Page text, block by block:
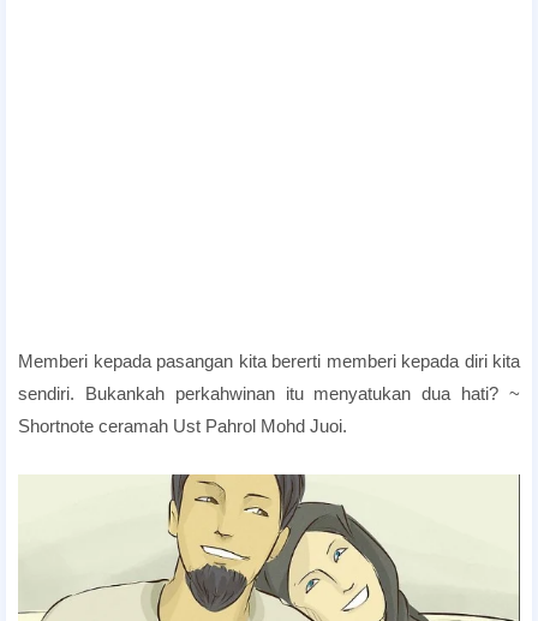
Memberi kepada pasangan kita bererti memberi kepada diri kita
sendiri. Bukankah perkahwinan itu menyatukan dua hati? ~
Shortnote ceramah Ust Pahrol Mohd Juoi.